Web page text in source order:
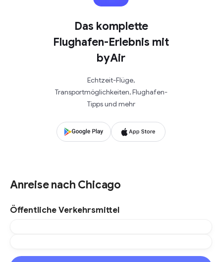
Das komplette
Flughafen-Erlebnis mit
byAir
Echtzeit-Flüge,
Transportmöglichkeiten, Flughafen-
Tipps und mehr
Anreise nach Chicago
Öffentliche Verkehrsmittel